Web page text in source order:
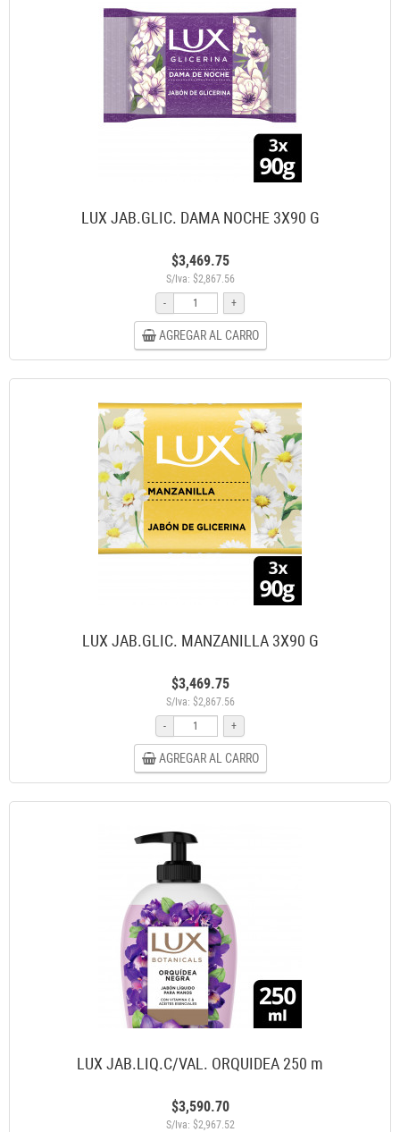
LUX JAB.GLIC. DAMA NOCHE 3X90 G
$3,469.75
S/Iva: $2,867.56
-
+
AGREGAR AL CARRO
LUX JAB.GLIC. MANZANILLA 3X90 G
$3,469.75
S/Iva: $2,867.56
-
+
AGREGAR AL CARRO
LUX JAB.LIQ.C/VAL. ORQUIDEA 250 m
$3,590.70
S/Iva: $2,967.52